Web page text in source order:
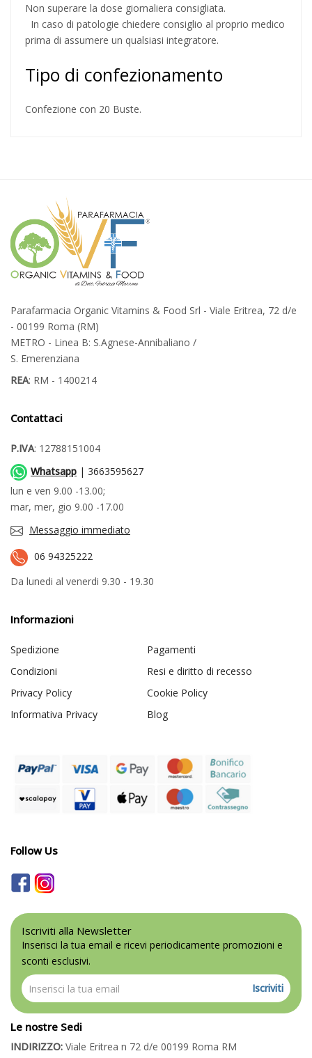
Non superare la dose giornaliera consigliata.
In caso di patologie chiedere consiglio al proprio medico
prima di assumere un qualsiasi integratore.
Tipo di confezionamento
Confezione con 20 Buste.
Parafarmacia Organic Vitamins & Food Srl - Viale Eritrea, 72 d/e
- 00199 Roma (RM)
METRO - Linea B: S.Agnese-Annibaliano /
S. Emerenziana
REA: RM - 1400214
Contattaci
P.IVA: 12788151004
Whatsapp | 3663595627
lun e ven 9.00 -13.00;
mar, mer, gio 9.00 -17.00
Messaggio immediato
06 94325222
Da lunedi al venerdi 9.30 - 19.30
Informazioni
Spedizione
Pagamenti
Condizioni
Resi e diritto di recesso
Privacy Policy
Cookie Policy
Informativa Privacy
Blog
Follow Us
Iscriviti alla Newsletter
Inserisci la tua email e ricevi periodicamente promozioni e
sconti esclusivi.
Iscriviti
Le nostre Sedi
INDIRIZZO: Viale Eritrea n 72 d/e 00199 Roma RM